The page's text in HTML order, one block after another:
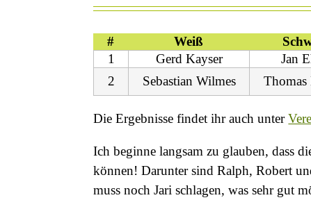
# Weiß
1
Gerd Kayser Jan
2
Sebastian Wilmes Thomas
Die Ergebnisse findet ihr auch unter
Ich beginne langsam zu glauben, dass
können! Darunter sind Ralph, Robert
muss noch Jari schlagen, was sehr gut